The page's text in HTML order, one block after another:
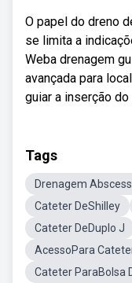
O papel do dreno
se limita a
Weba drenagem
avançada para
guiar a inserção
Tags
Drenagem
Cateter DeShilley
Cateter DeDuplo J
AcessoPara
Cateter ParaBolsa